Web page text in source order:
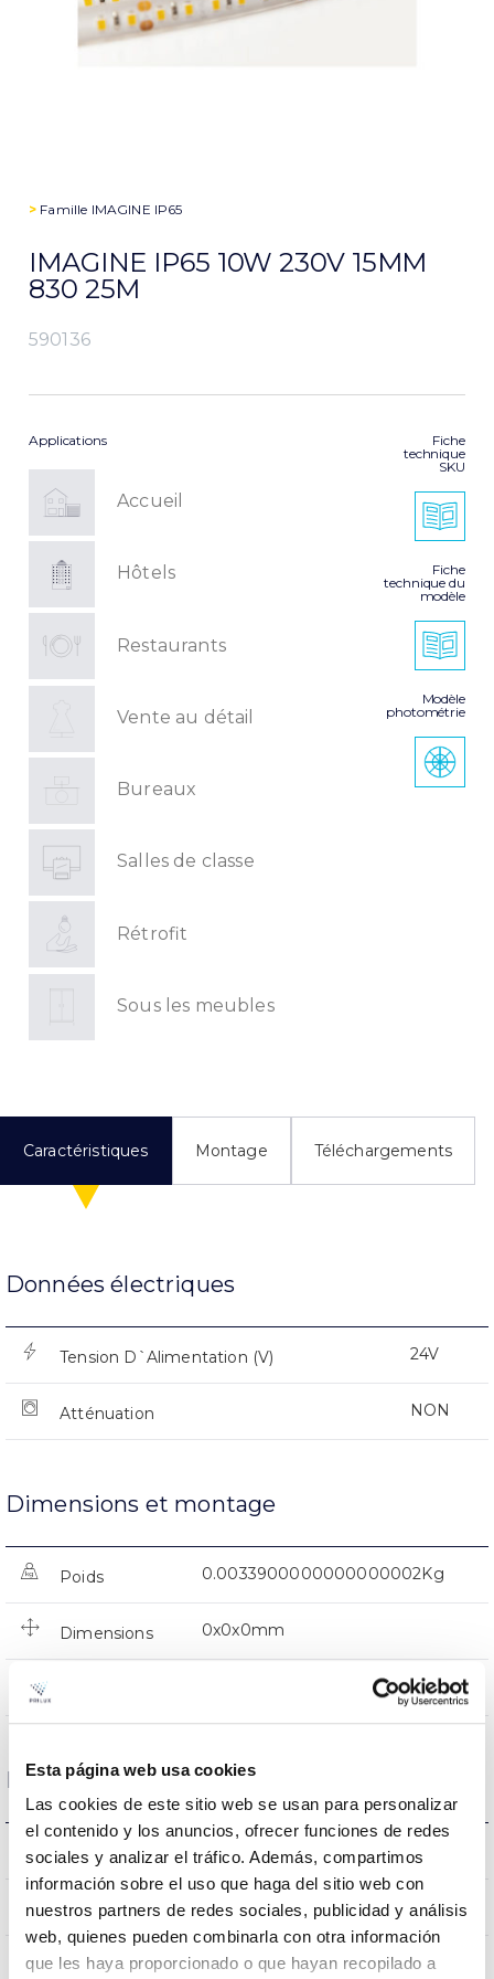
Esta página web usa cookies
Las cookies de este sitio web se usan para personalizar
el contenido y los anuncios, ofrecer funciones de redes
sociales y analizar el tráfico. Además, compartimos
información sobre el uso que haga del sitio web con
nuestros partners de redes sociales, publicidad y análisis
web, quienes pueden combinarla con otra información
que les haya proporcionado o que hayan recopilado a
> Famille IMAGINE IP65
IMAGINE IP65 10W 230V 15MM
830 25M
590136
Applications
Accueil
Hôtels
Restaurants
Vente au détail
Bureaux
Salles de classe
Rétrofit
Sous les meubles
Fiche
technique
SKU
Fiche
technique du
modèle
Modèle
photométrie
Caractéristiques Montage Téléchargements
Données électriques
Tension D`Alimentation (V) 24V
Atténuation NON
Dimensions et montage
Poids 0.0033900000000000002Kg
Dimensions 0x0x0mm
Données optiques
Température de coleur 3000K
CRI Indice de rendu des couleurs 80